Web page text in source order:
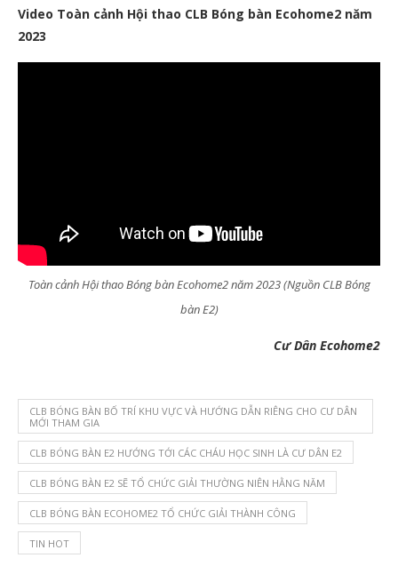
Video Toàn cảnh Hội thao CLB Bóng bàn Ecohome2 năm
2023
Toàn cảnh Hội thao Bóng bàn Ecohome2 năm 2023(Nguồn CLB Bóng
bàn E2)
Cư Dân Ecohome2
CLB BÓNG BÀN BỐ TRÍ KHU VỰC VÀ HƯỚNG DẪN RIÊNG CHO CƯ DÂN
MỚI THAM GIA
CLB BÓNG BÀN E2 HƯỚNG TỚI CÁC CHÁU HỌC SINH LÀ CƯ DÂN E2
CLB BÓNG BÀN E2 SẼ TỔ CHỨC GIẢI THƯỜNG NIÊN HẰNG NĂM
CLB BÓNG BÀN ECOHOME2 TỔ CHỨC GIẢI THÀNH CÔNG
TIN HOT